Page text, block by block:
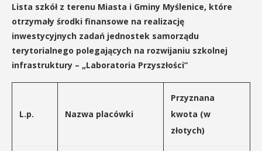
Lista szkół z terenu Miasta i Gminy Myślenice, które
otrzymały środki finansowe na realizację
inwestycyjnych zadań jednostek samorządu
terytorialnego polegających na rozwijaniu szkolnej
infrastruktury – „Laboratoria Przyszłości”
L.p. Nazwa placówki
Przyznana
kwota (w
złotych)